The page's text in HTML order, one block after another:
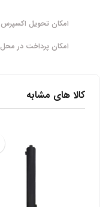
امکان تحویل اکسپرس
امکان پرداخت در محل
کالا های مشابه